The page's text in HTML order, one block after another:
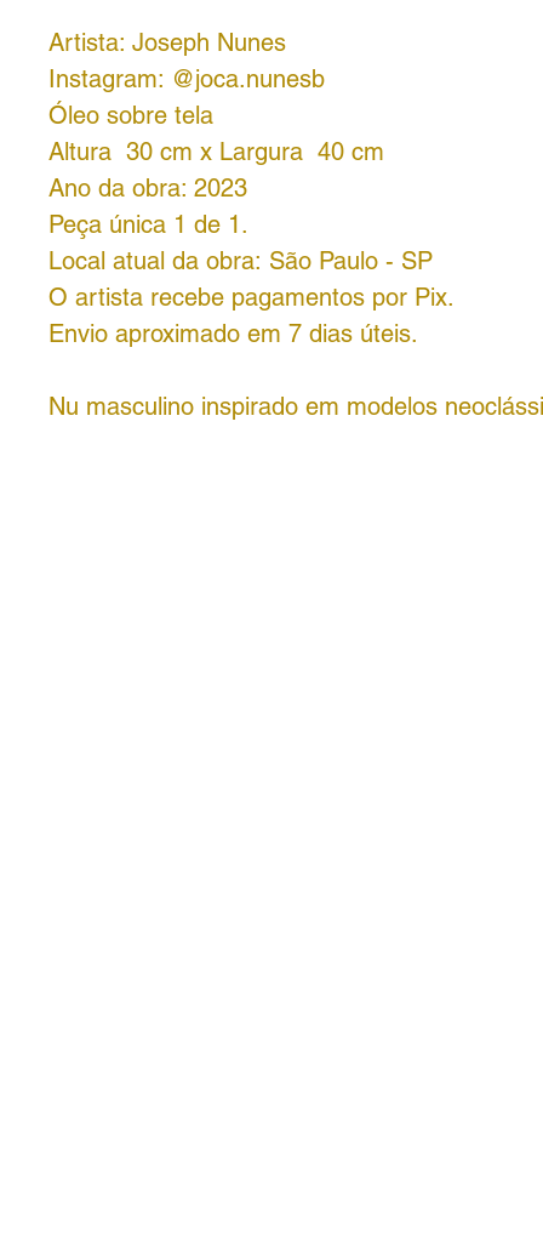
Artista: Joseph Nunes
Instagram: @joca.nunesb
Óleo sobre tela
Altura 30 cm x Largura 40 cm
Ano da obra: 2023
Peça única 1 de 1.
Local atual da obra: São Paulo - SP
O artista recebe pagamentos por Pix.
Envio aproximado em 7 dias úteis.
Nu masculino inspirado em modelos